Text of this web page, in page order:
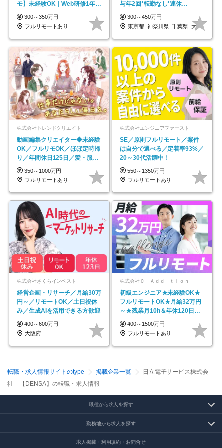
モ】未経験OK｜Web研修1年間
｜副業OK
300～350万円
フルリモートあり
与年2回*転勤なし*連休
OK/ZE010232
300～450万円
東京都_神奈川県_千葉県_大阪府_愛知県…
株式会社トレンドクリエイト
動画編集クリエイター◆未経験
OK／フルリモOK／ほぼ定時帰
り／年間休日125日／髪・服・
ネイル自由／副業OK
350～1000万円
フルリモートあり
株式会社エンジニアファースト
SE／原則フルリモート／案件
は自分で選べる／定着率93%／
20～30代活躍中！
550～1350万円
フルリモートあり
株式会社さくらインベスト
経営企画・リサーチ／月給30万
円～／リモートOK／土日祝休
み／生成AIを活用できる方歓迎
400～600万円
大阪府
株式会社Ｃ Ａｄｄｉｔｉｏｎ
初級エンジニア★未経験OK★
フルリモートOK★月給32万円
～★残業月10h＆年休120日以
上★副業可
400～1500万円
フルリモートあり
転職・求人情報サイトのtype 掲載企業一覧
日立電子サービス株式会
社 【DENSA】の転職・求人情報
職種から求人を探す
勤務地から求人を探す
求人掲載・利用規約・お問合せ